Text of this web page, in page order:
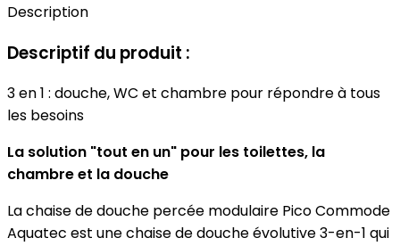
Description
Descriptif du produit :
3 en 1 : douche, WC et chambre pour répondre à tous
les besoins
La solution "tout en un" pour les toilettes, la
chambre et la douche
La chaise de douche percée modulaire Pico Commode
Aquatec est une chaise de douche évolutive 3-en-1 qui